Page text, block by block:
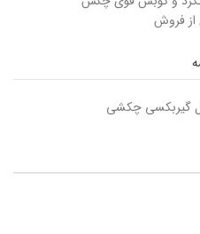
از فروش
گیربکسی چکشی